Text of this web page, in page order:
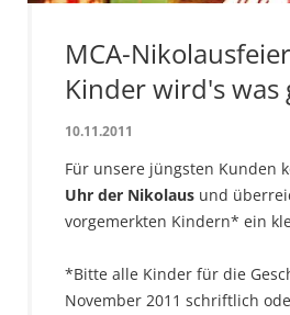
MCA-
Kinder wird's was
10.11.2011
Für unsere jüngsten Kunden
Uhr der Nikolaus und
vorgemerkten Kindern* ein
*Bitte alle Kinder für die
November 2011 schriftlich